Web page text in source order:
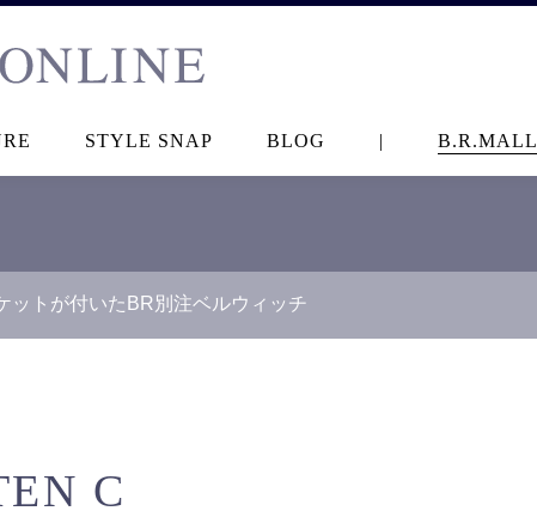
STYLE SNAP BLOG | B.R.MALL
ットが付いたBR別注ベルウィッチ
C